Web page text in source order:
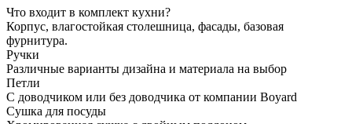
Что входит в комплект кухни?
Корпус, влагостойкая столешница, фасады, базовая
фурнитура.
Ручки
Различные варианты дизайна и материала на выбор
Петли
С доводчиком или без доводчика от компании Boyard
Сушка для посуды